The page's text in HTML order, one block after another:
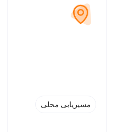
مسیریابی محلی